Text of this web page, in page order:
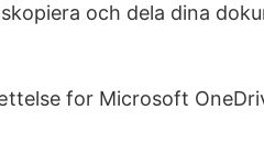
och dela dina
for Microsoft